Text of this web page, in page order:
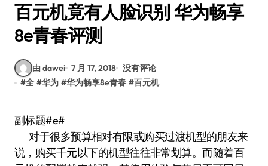
百元机竟有人脸识别 华为畅享
8e青春评测
由 dawei 7 月 17, 2018 没有评论
#全 #华为 #华为畅享8e青春 #百元机
副标题#e#
对于很多预算相对有限或购买过渡机型的朋友来
说，购买千元以下的机型往往非常划算。而随着百